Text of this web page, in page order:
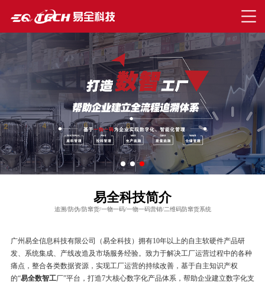
易全科技简介
追溯/防伪/防窜货/一物一码/一物一码营销/二维码防窜货系统
广州易全信息科技有限公司（易全科技）拥有10年以上的自主软硬件产品研
发、系统集成、产线改造及市场服务经验。致力于解决工厂运营过程中的各种
痛点，整合各类数据资源，实现工厂运营的持续改善，基于自主知识产权
的“易全数智工厂”平台，打造7大核心数字化产品体系，帮助企业建立数字化支